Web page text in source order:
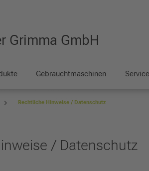
Grimma GmbH
Gebrauchtmaschinen
Rechtliche Hinweise / Datenschutz
/ Datenschutz